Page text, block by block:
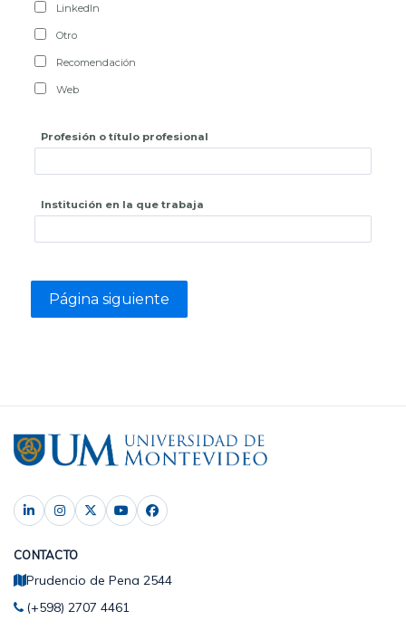
LinkedIn
Otro
Recomendación
Web
Profesión o título profesional
Institución en la que trabaja
CONTACTO
Prudencio de Pena 2544
(+598) 2707 4461